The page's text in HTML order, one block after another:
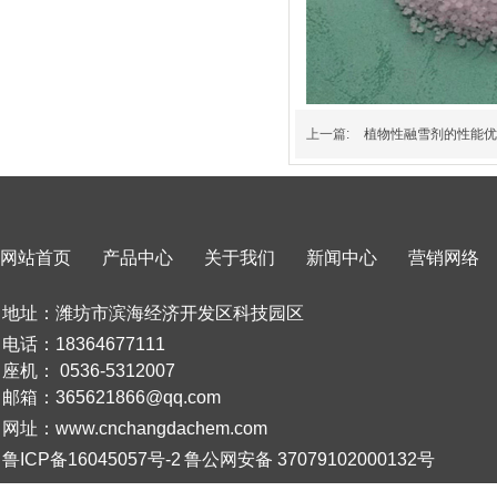
上一篇: 植物性融雪剂的性能
网站首页 产品中心 关于我们 新闻中心 营销网络
地址：潍坊市滨海经济开发区科技园区
电话：18364677111
座机：
0536-5312007
邮箱：365621866@qq.com
网址：www.cnchangdachem.com
鲁ICP备16045057号-2 鲁公网安备 37079102000132号